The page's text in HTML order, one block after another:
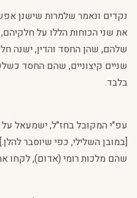
נקדים ונאמר שלמרות שישנן
את שני הכוחות הללו על
שלהם, שהן החסד והדין, ישנה
שניים קיצוניים, שהם החסד
בלבד.
עפ"י המקובל בחז"ל, ישמעאל
[במובן השלילי, כפי שיוסבר
שהם מלכות רומי (אדום), לקחו